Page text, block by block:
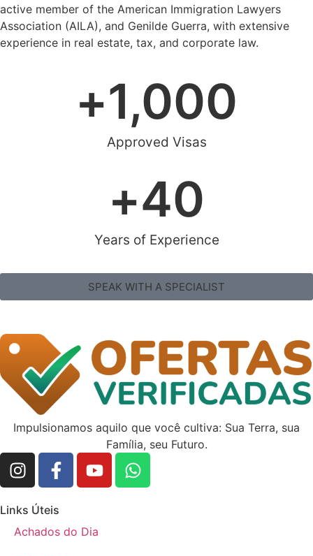
active member of the American Immigration Lawyers
Association (AILA), and Genilde Guerra, with extensive
experience in real estate, tax, and corporate law.
Approved Visas
+1,000
Years of Experience
+40
SPEAK WITH A SPECIALIST
Impulsionamos aquilo que você cultiva: Sua Terra, sua
Família, seu Futuro.
Links Úteis
Achados do Dia